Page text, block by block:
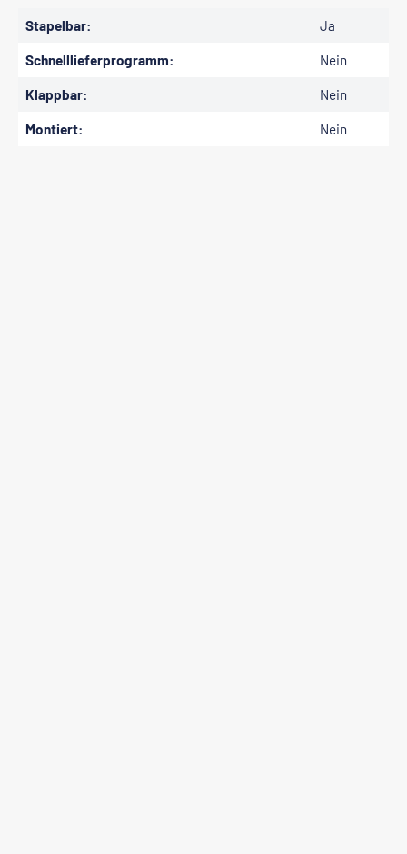
Stapelbar: Ja
Schnelllieferprogramm: Nein
Klappbar: Nein
Montiert: Nein